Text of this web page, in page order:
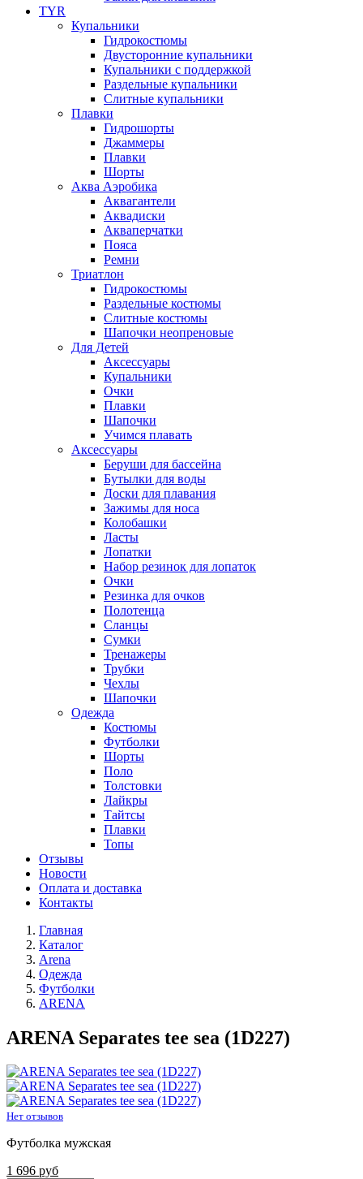
TYR
Купальники
Гидрокостюмы
Двусторонние купальники
Купальники с поддержкой
Раздельные купальники
Слитные купальники
Плавки
Гидрошорты
Джаммеры
Плавки
Шорты
Аква Аэробика
Аквагантели
Аквадиски
Акваперчатки
Пояса
Ремни
Триатлон
Гидрокостюмы
Раздельные костюмы
Слитные костюмы
Шапочки неопреновые
Для Детей
Аксессуары
Купальники
Очки
Плавки
Шапочки
Учимся плавать
Аксессуары
Беруши для бассейна
Бутылки для воды
Доски для плавания
Зажимы для носа
Колобашки
Ласты
Лопатки
Набор резинок для лопаток
Очки
Резинка для очков
Полотенца
Сланцы
Сумки
Тренажеры
Трубки
Чехлы
Шапочки
Одежда
Костюмы
Футболки
Шорты
Поло
Толстовки
Лайкры
Тайтсы
Плавки
Топы
Отзывы
Новости
Оплата и доставка
Контакты
Главная
Каталог
Arena
Одежда
Футболки
ARENA
ARENA Separates tee sea (1D227)
Нет отзывов
Футболка мужская
1 696 руб